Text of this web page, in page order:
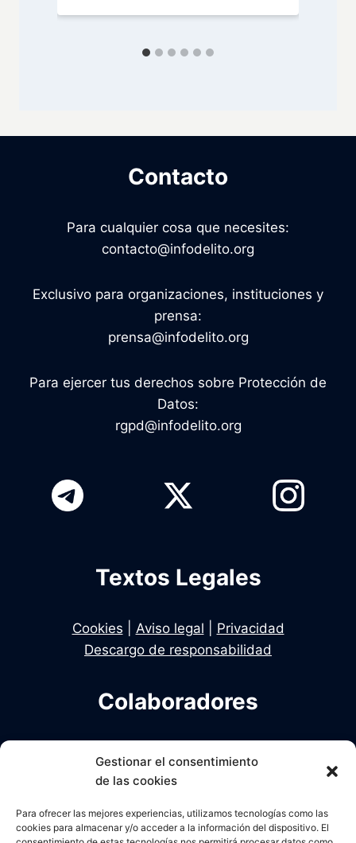
Gestionar el consentimiento
de las cookies
Para ofrecer las mejores experiencias, utilizamos tecnologías como las
cookies para almacenar y/o acceder a la información del dispositivo. El
Contacto
Para cualquier cosa que necesites:
contacto@infodelito.org
Exclusivo para organizaciones, instituciones y
prensa:
prensa@infodelito.org
Para ejercer tus derechos sobre Protección de
Datos:
rgpd@infodelito.org
Textos Legales
Cookies Aviso legal
Privacidad
Descargo de responsabilidad
Colaboradores
Infodelito es una iniciativa de Dekhan y Alcalde
en colaboración con Una Policia para el Siglo XXI